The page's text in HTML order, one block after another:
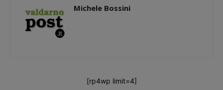
Michele Bossini
[rp4wp limit=4]